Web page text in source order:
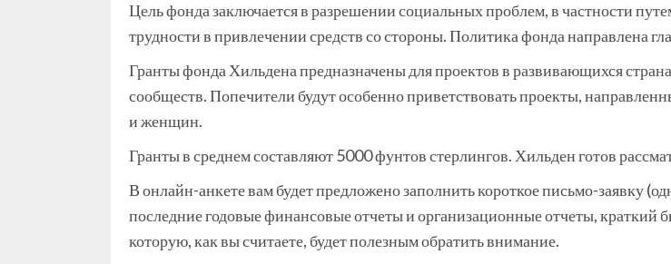
Цель фонда заключается в разрешении социальных проблем, в частности
трудности в привлечении средств со стороны. Политика фонда направлена
Гранты фонда Хильдена предназначены для проектов в развивающихся
сообществ. Попечители будут особенно приветствовать проекты,
и женщин.
Гранты в среднем составляют 5000 фунтов стерлингов. Хильден готов
В онлайн-анкете вам будет предложено заполнить короткое письмо-заявку
последние годовые финансовые отчеты и организационные отчеты,
которую, как вы считаете, будет полезным обратить внимание.